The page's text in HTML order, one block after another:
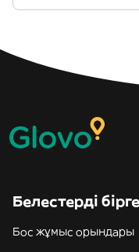
Белестерді
Бос жұмыс орындары